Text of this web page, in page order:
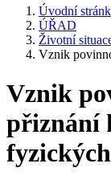
Úvodní
ÚŘAD
Životní
Vznik
Vznik
přiznání